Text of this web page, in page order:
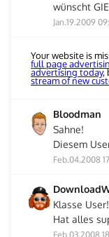
wünscht
Jan.19.2009
Your website is
full page
advertising today,
stream of new
Bloodman
Sahne!
Diesem
Feb.04.2008
Klasse User!
Hat alles
Feb.03.2008